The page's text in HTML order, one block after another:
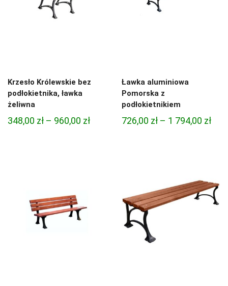
Krzesło Królewskie bez
podłokietnika, ławka
żeliwna
348,00 zł – 960,00 złZakres
Ławka aluminiowa
Pomorska z
podłokietnikiem
726,00 zł – 1 794,00 zł
1